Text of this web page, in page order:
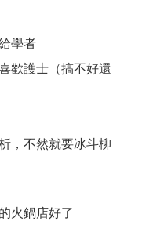
學者
歡護士（搞不好還
，不然就要冰斗柳
火鍋店好了